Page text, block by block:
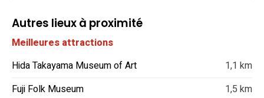
Autres lieux à proximité
Meilleures attractions
Hida Takayama Museum of Art
1,1 km
Fuji Folk Museum
1,5 km